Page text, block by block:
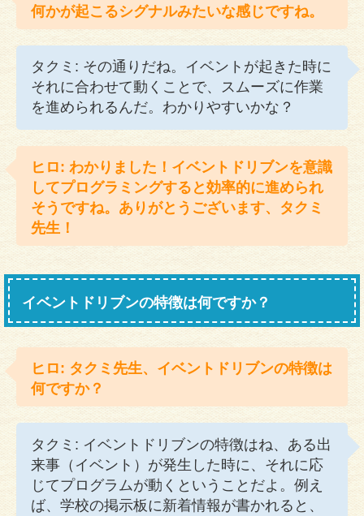
何かが起こるシグナルみたいな感じですね。
タクミ: その通りだね。イベントが起きた時に
それに合わせて動くことで、スムーズに作業
を進められるんだ。わかりやすいかな？
ヒロ: わかりました！イベントドリブンを意識
してプログラミングすると効率的に進められ
そうですね。ありがとうございます、タクミ
先生！
イベントドリブンの特徴は何ですか？
ヒロ: タクミ先生、イベントドリブンの特徴は
何ですか？
タクミ: イベントドリブンの特徴はね、ある出
来事（イベント）が発生した時に、それに応
じてプログラムが動くということだよ。例え
ば、学校の掲示板に新着情報が書かれると、